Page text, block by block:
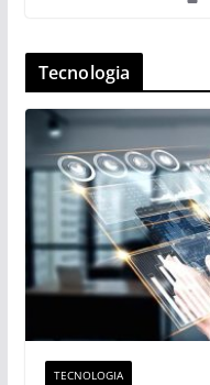
Tecnologia
TECNOLOGIA